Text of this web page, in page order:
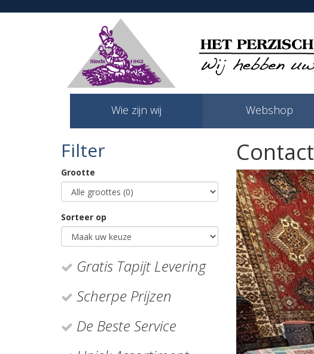
Wie zijn wij Webshop
Filter
Grootte
Sorteer op
Gratis Tapijt Levering
Scherpe Prijzen
De Beste Service
Contact